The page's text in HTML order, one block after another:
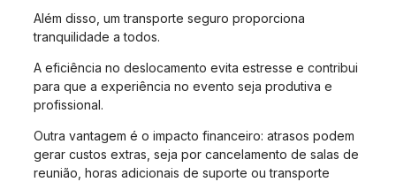
Além disso, um transporte seguro proporciona
tranquilidade a todos.
A eficiência no deslocamento evita estresse e contribui
para que a experiência no evento seja produtiva e
profissional.
Outra vantagem é o impacto financeiro: atrasos podem
gerar custos extras, seja por cancelamento de salas de
reunião, horas adicionais de suporte ou transporte